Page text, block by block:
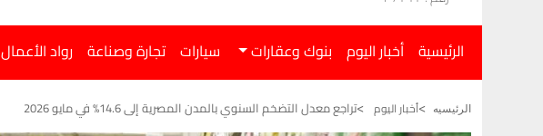
الرئيسية أخبار اليوم بنوك وعقارات سيارات تجارة وصناعة رواد الأعمال
الرئيسيه أخبار اليوم تراجع معدل التضخم السنوي بالمدن المصرية إلى 14.6% في مايو 2026